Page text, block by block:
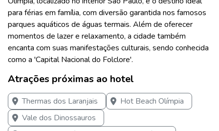
para férias em família, com diversão garantida nos famosos
parques aquáticos de águas termais. Além de oferecer
momentos de lazer e relaxamento, a cidade também
encanta com suas manifestações culturais, sendo conhecida
como a 'Capital Nacional do Folclore'.
Atrações próximas ao hotel
Thermas dos Laranjais
Hot Beach Olímpia
Vale dos Dinossauros